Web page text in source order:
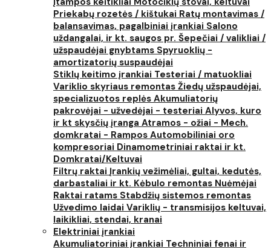
Priekabų rozetės / kištukai Ratų montavimas /
balansavimas, pagalbiniai įrankiai Salono
uždangalai, ir kt. saugos pr. Šepečiai / valikliai /
užspaudėjai gnybtams Spyruoklių -
amortizatorių suspaudėjai
Stiklų keitimo įrankiai Testeriai / matuokliai
Variklio skyriaus remontas Žiedų užspaudėjai,
specializuotos replės Akumuliatorių
pakrovėjai - užvedėjai - testeriai Alyvos, kuro
ir kt skysčių įranga Atramos - ožiai - Mech.
domkratai - Rampos Automobiliniai oro
kompresoriai Dinamometriniai raktai ir kt.
Domkratai/Keltuvai
Filtrų raktai Įrankių vežimėliai, gultai, kedutės,
darbastaliai ir kt. Kėbulo remontas Nuėmėjai
Raktai ratams Stabdžių sistemos remontas
Užvedimo laidai Variklių - transmisijos keltuvai,
laikikliai, stendai, kranai
Elektriniai įrankiai
Akumuliatoriniai įrankiai Techniniai fenai ir